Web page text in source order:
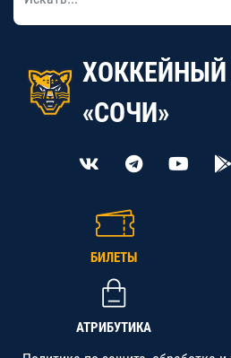
ХОККЕЙНЫЙ
«СОЧИ»
БИЛЕТЫ
АТРИБУТИКА